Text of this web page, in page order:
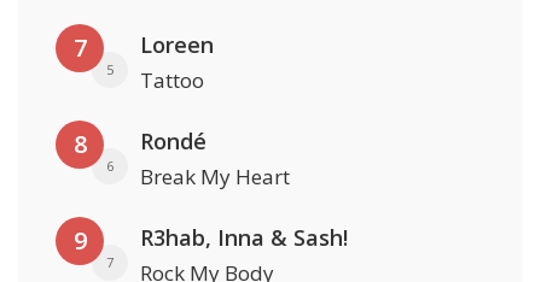
7
5
Loreen
Tattoo
8
6
Rondé
Break My Heart
9
7
R3hab, Inna & Sash!
Rock My Body